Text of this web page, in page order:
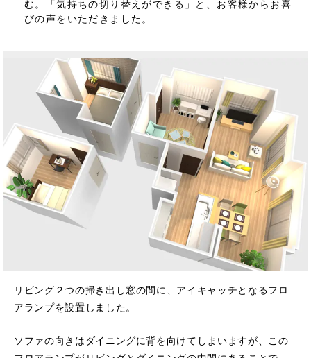
む。「気持ちの切り替えができる」と、お客様からお喜
びの声をいただきました。
リビング２つの掃き出し窓の間に、アイキャッチとなるフロ
アランプを設置しました。
ソファの向きはダイニングに背を向けてしまいますが、この